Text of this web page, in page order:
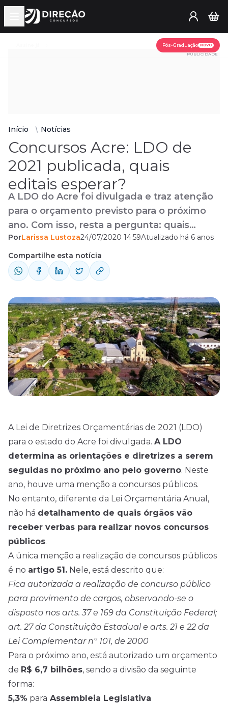
Open main menu
Pós-Graduação NOVO
PUBLICIDADE
Início Notícias
Concursos Acre: LDO de
2021 publicada, quais
editais esperar?
A LDO do Acre foi divulgada e traz atenção
para o orçamento previsto para o próximo
ano. Com isso, resta a pergunta: quais
concursos públicos esperar?
PorLarissa Lustoza24/07/2020 14:59Atualizado há 6 anos
Compartilhe esta notícia
A Lei de Diretrizes Orçamentárias de 2021 (LDO)
para o estado do Acre foi divulgada. A LDO
determina as orientações e diretrizes a serem
seguidas no próximo ano pelo governo. Neste
ano, houve uma menção a concursos públicos.
No entanto, diferente da Lei Orçamentária Anual,
não há detalhamento de quais órgãos vão
receber verbas para realizar novos concursos
públicos.
A única menção a realização de concursos públicos
é no artigo 51. Nele, está descrito que:
Fica autorizada a realização de concurso público
para provimento de cargos, observando-se o
disposto nos arts. 37 e 169 da Constituição Federal;
art. 27 da Constituição Estadual e arts. 21 e 22 da
Lei Complementar nº 101, de 2000
Para o próximo ano, está autorizado um orçamento
de R$ 6,7 bilhões, sendo a divisão da seguinte
forma:
5,3% para Assembleia Legislativa